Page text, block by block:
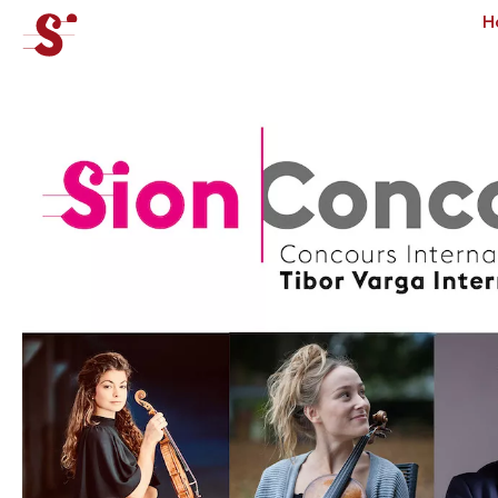
cat-concj
Concerts
Bénévoles
Médiation